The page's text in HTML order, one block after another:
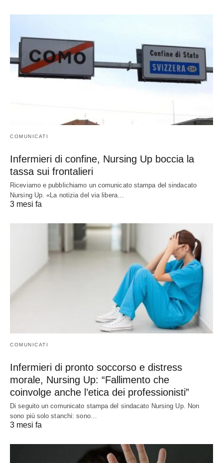
COMUNICATI
Infermieri di confine, Nursing Up boccia la
tassa sui frontalieri
Riceviamo e pubblichiamo un comunicato stampa del sindacato
Nursing Up. «La notizia del via libera…
3 mesi fa
COMUNICATI
Infermieri di pronto soccorso e distress
morale, Nursing Up: “Fallimento che
coinvolge anche l’etica dei professionisti”
Di seguito un comunicato stampa del sindacato Nursing Up. Non
sono più solo stanchi: sono…
3 mesi fa